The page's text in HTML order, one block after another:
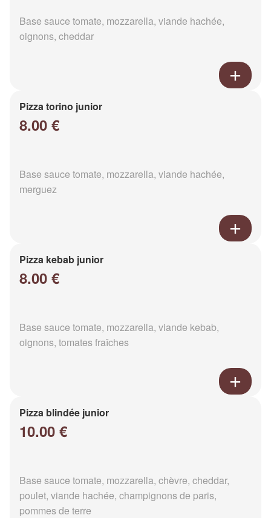
Base sauce tomate, mozzarella, viande hachée,
oignons, cheddar
Pizza torino junior
8.00 €
Base sauce tomate, mozzarella, viande hachée,
merguez
Pizza kebab junior
8.00 €
Base sauce tomate, mozzarella, viande kebab,
oignons, tomates fraîches
Pizza blindée junior
10.00 €
Base sauce tomate, mozzarella, chèvre, cheddar,
poulet, viande hachée, champignons de paris,
pommes de terre